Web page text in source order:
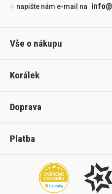
napište nám e-mail na
Vše o nákupu
Korálek
Doprava
Platba